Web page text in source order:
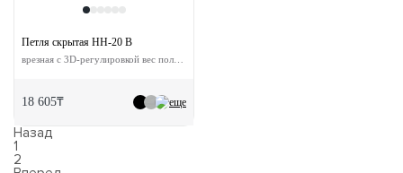
еще
Петля скрытая HH-20 B
18 605₸
Назад
1
2